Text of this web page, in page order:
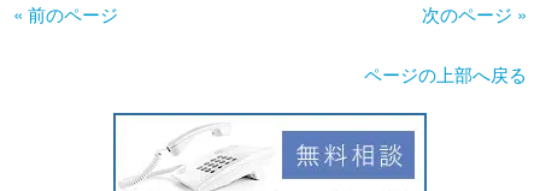
« 前のページ 次のページ »
ページの上部へ戻る